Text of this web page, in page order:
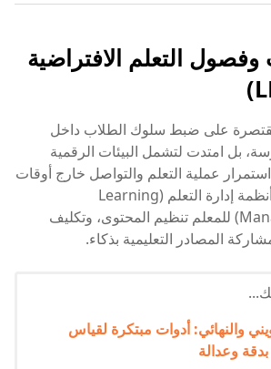
وفصول التعلم الافتراضية
على ضبط سلوك الطلاب داخل
بل امتدت لتشمل البيئات الرقمية
عملية التعلم والتواصل خارج أوقات
الدوام الرسمي. تتيح أنظمة إدارة التعلم (Learning
Management Systems) للمعلم تنظيم المحتوى، وتكليف
المصادر التعليمية بذكاء.
والنهائي: أدوات مبتكرة لقياس
وعدالة